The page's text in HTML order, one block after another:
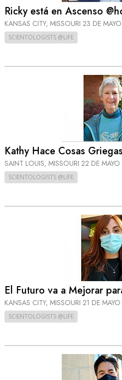
Ricky está en Ascenso
KANSAS CITY, MISSOURI 23 DE
SCIENTOLOGISTS @LIFE
Kathy Hace Cosas
SAINT LOUIS, MISSOURI 22 DE MAYO
SCIENTOLOGISTS @LIFE
El Futuro va a Mejorar
KANSAS CITY, MISSOURI 21 DE
SCIENTOLOGISTS @LIFE